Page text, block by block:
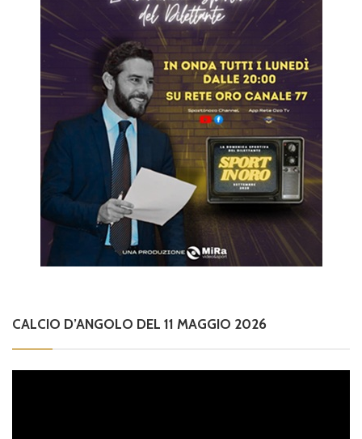
CALCIO D’ANGOLO DEL 11 MAGGIO 2026